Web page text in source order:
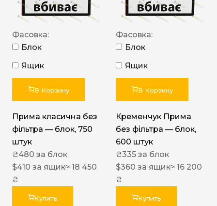
Фасовка:
Блок
Ящик
В Корзину
Прима класична без
фільтра — блок, 750
штук
₴480 за блок
$410 за ящик≈ 18 450
₴
Купить
Фасовка:
Блок
Ящик
В Корзину
Кременчук Прима
без фільтра — блок,
600 штук
₴335 за блок
$360 за ящик≈ 16 200
₴
Купить